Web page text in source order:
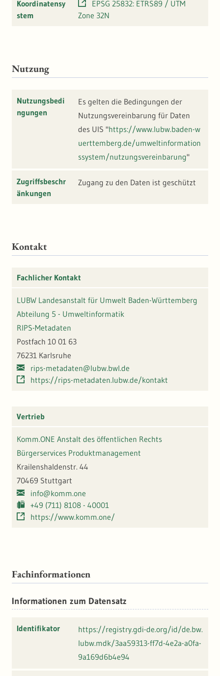
Koordinatensy
stem
EPSG 25832: ETRS89 / UTM
Zone 32N
Nutzung
Nutzungsbedi
ngungen
Es gelten die Bedingungen der
Nutzungsvereinbarung für Daten
des UIS "https://www.lubw.baden-w
uerttemberg.de/umweltinformation
ssystem/nutzungsvereinbarung"
Zugriffsbeschr
änkungen
Zugang zu den Daten ist geschützt
Kontakt
Fachlicher Kontakt
LUBW Landesanstalt für Umwelt Baden-Württemberg
Abteilung 5 - Umweltinformatik
RIPS-Metadaten
Postfach 10 01 63
76231 Karlsruhe
rips-metadaten@lubw.bwl.de
https://rips-metadaten.lubw.de/kontakt
Vertrieb
Komm.ONE Anstalt des öffentlichen Rechts
Bürgerservices Produktmanagement
Krailenshaldenstr. 44
70469 Stuttgart
info@komm.one
+49 (711) 8108 - 40001
https://www.komm.one/
Fachinformationen
Informationen zum Datensatz
Identifikator
https://registry.gdi-de.org/id/de.bw.
lubw.mdk/3aa59313-ff7d-4e2a-a0fa-
9a169d6b4e94